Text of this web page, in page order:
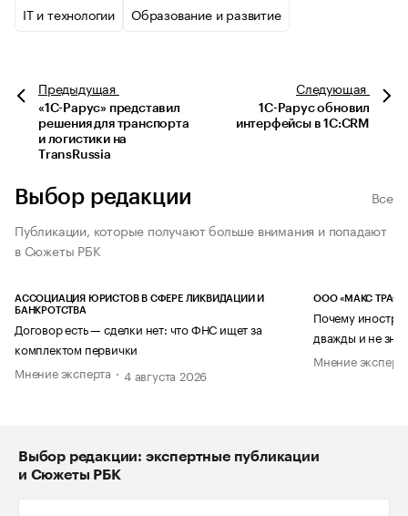
IT и технологии Образование и развитие
Предыдущая
«1С-Рарус» представил
решения для транспорта
и логистики на
TransRussia
Следующая
1С-Рарус обновил
интерфейсы в 1С:CRM
Выбор редакции
Все
Публикации, которые получают больше внимания и попадают
в Сюжеты РБК
АССОЦИАЦИЯ ЮРИСТОВ В СФЕРЕ ЛИКВИДАЦИИ И
БАНКРОТСТВА
Договор есть — сделки нет: что ФНС ищет за
комплектом первички
Мнение эксперта
4 августа 2026
ООО «МАКС ТРАСТ»
Почему
дважды и не
Мнение
Выбор редакции: экспертные публикации
и Сюжеты РБК